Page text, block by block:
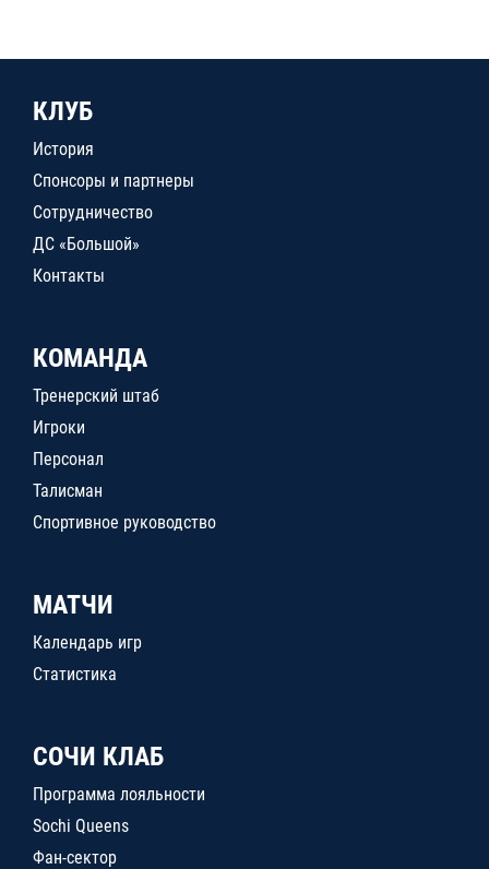
КЛУБ
История
Спонсоры и партнеры
Сотрудничество
ДС «Большой»
Контакты
КОМАНДА
Тренерский штаб
Игроки
Персонал
Талисман
Спортивное руководство
МАТЧИ
Календарь игр
Статистика
СОЧИ КЛАБ
Программа лояльности
Sochi Queens
Фан-сектор